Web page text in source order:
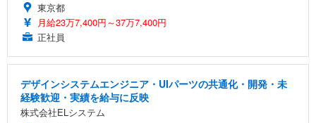
東京都
月給23万7,400円～37万7,400円
正社員
デザインシステムエンジニア・UIパーツの共通化・開発・未
経験歓迎・実績を給与に反映
株式会社ELシステム